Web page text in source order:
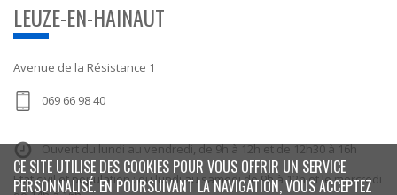
LEUZE-EN-HAINAUT
Avenue de la Résistance 1
069 66 98 40
Ouvert du lundi au vendredi, de 9h à 12h et de 12h30 à 16h
Etat civil et population : du lundi au samedi de 9h à 12h et le mercredi
CE SITE UTILISE DES COOKIES POUR VOUS OFFRIR UN SERVICE
PERSONNALISÉ. EN POURSUIVANT LA NAVIGATION, VOUS ACCEPTEZ